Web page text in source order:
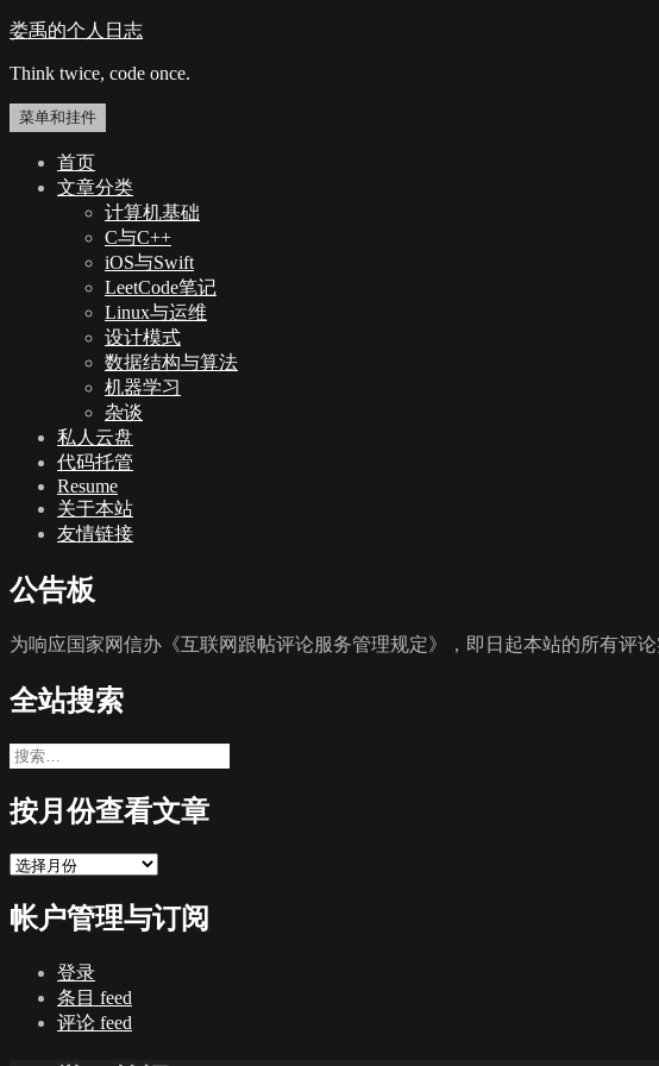
跳
内
容
娄禹的个人日志
Think twice, code once.
菜单和挂件
首页
文章分类
计算机基础
C与C++
iOS与Swift
LeetCode笔记
Linux与运维
设计模式
数据结构与算法
机器学习
杂谈
私人云盘
代码托管
Resume
关于本站
友情链接
公告板
为响应国家网信办《互联网跟帖评论服务管理规定》，即日起本站的所有评
全站搜索
搜
按月份查看文章
按
份
查
帐户管理与订阅
登录
条目 feed
评论 feed